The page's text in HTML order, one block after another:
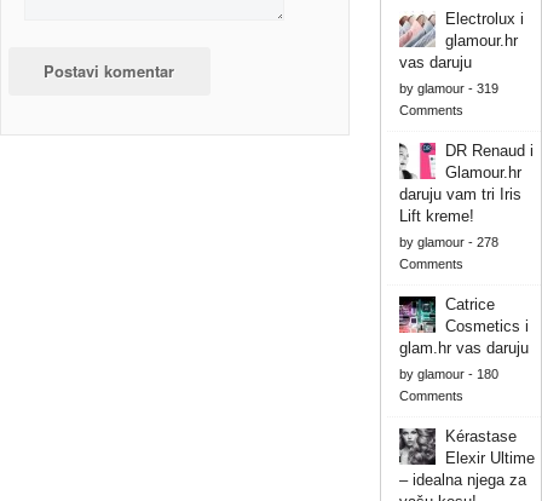
Electrolux i
glamour.hr
vas daruju
by glamour- 319
Comments
DR Renaud i
Glamour.hr
daruju vam tri Iris
Lift kreme!
by glamour- 278
Comments
Catrice
Cosmetics i
glam.hr vas daruju
by glamour- 180
Comments
Kérastase
Elexir Ultime
– idealna njega za